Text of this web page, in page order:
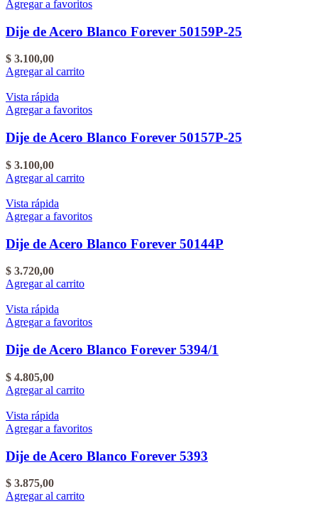
Agregar a favoritos
Dije de Acero Blanco Forever 50159P-25
$ 3.100,00
Agregar al carrito
Vista rápida
Agregar a favoritos
Dije de Acero Blanco Forever 50157P-25
$ 3.100,00
Agregar al carrito
Vista rápida
Agregar a favoritos
Dije de Acero Blanco Forever 50144P
$ 3.720,00
Agregar al carrito
Vista rápida
Agregar a favoritos
Dije de Acero Blanco Forever 5394/1
$ 4.805,00
Agregar al carrito
Vista rápida
Agregar a favoritos
Dije de Acero Blanco Forever 5393
$ 3.875,00
Agregar al carrito